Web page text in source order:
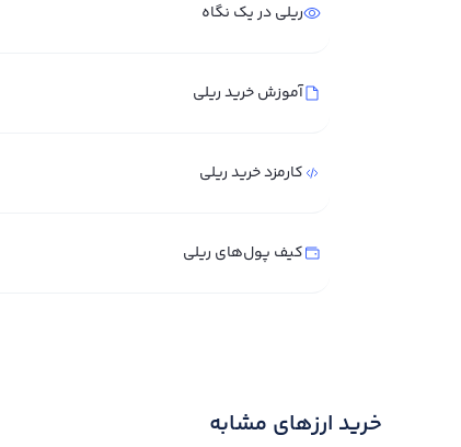
ریلی در یک نگاه
آموزش خرید ریلی
کارمزد خرید ریلی
کیف پول‌های ریلی
خرید ارزهای مشابه